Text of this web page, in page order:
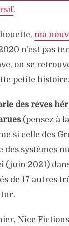
.
ma
n’est pas
on se
petite histoire.
des rêves
(pensez à
si celle des
des systèmes
(juin 2021)
de 17 autres
Nice